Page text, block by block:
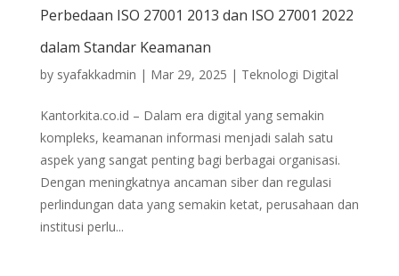
Perbedaan ISO 27001 2013 dan ISO 27001 2022
dalam Standar Keamanan
by syafakkadmin | Mar 29, 2025 | Teknologi Digital
Kantorkita.co.id – Dalam era digital yang semakin
kompleks, keamanan informasi menjadi salah satu
aspek yang sangat penting bagi berbagai organisasi.
Dengan meningkatnya ancaman siber dan regulasi
perlindungan data yang semakin ketat, perusahaan dan
institusi perlu...